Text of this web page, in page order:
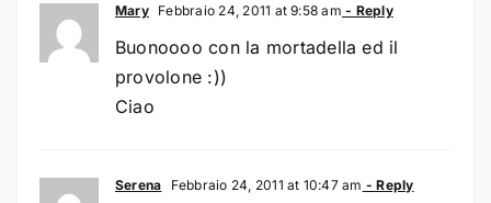
Mary Febbraio 24, 2011 at 9:58 am - Reply
Buonoooo con la mortadella ed il
provolone :))
Ciao
Serena Febbraio 24, 2011 at 10:47 am - Reply